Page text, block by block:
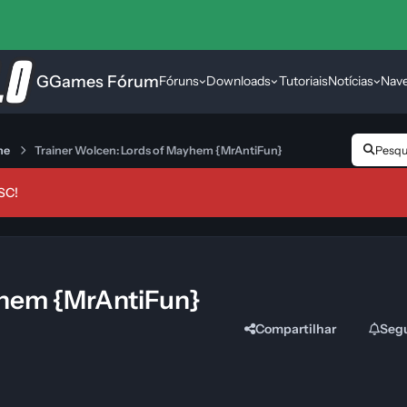
GGames FórumFóruns Downloads TutoriaisNotícias
Trainer Wolcen: Lords of Mayhem {MrAntiFun}
{MrAntiFun}
Compartilhar